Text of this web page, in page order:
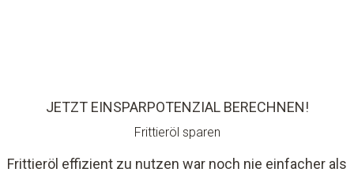
JETZT EINSPARPOTENZIAL BERECHNEN!
Frittieröl sparen
Frittieröl effizient zu nutzen war noch nie einfacher als